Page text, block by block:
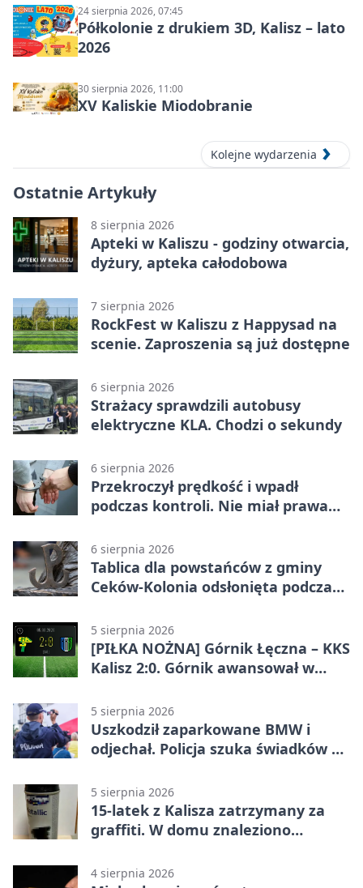
24 sierpnia 2026, 07:45
Półkolonie z drukiem 3D, Kalisz – lato
2026
30 sierpnia 2026, 11:00
XV Kaliskie Miodobranie
Kolejne wydarzenia
Ostatnie Artykuły
8 sierpnia 2026
Apteki w Kaliszu - godziny otwarcia,
dyżury, apteka całodobowa
7 sierpnia 2026
RockFest w Kaliszu z Happysad na
scenie. Zaproszenia są już dostępne
6 sierpnia 2026
Strażacy sprawdzili autobusy
elektryczne KLA. Chodzi o sekundy
6 sierpnia 2026
Przekroczył prędkość i wpadł
podczas kontroli. Nie miał prawa
6 sierpnia 2026
Tablica dla powstańców z gminy
Ceków-Kolonia odsłonięta podczas
5 sierpnia 2026
[PIŁKA NOŻNA] Górnik Łęczna – KKS
Kalisz 2:0. Górnik awansował w
5 sierpnia 2026
Uszkodził zaparkowane BMW i
odjechał. Policja szuka świadków w
5 sierpnia 2026
15-latek z Kalisza zatrzymany za
graffiti. W domu znaleziono
4 sierpnia 2026